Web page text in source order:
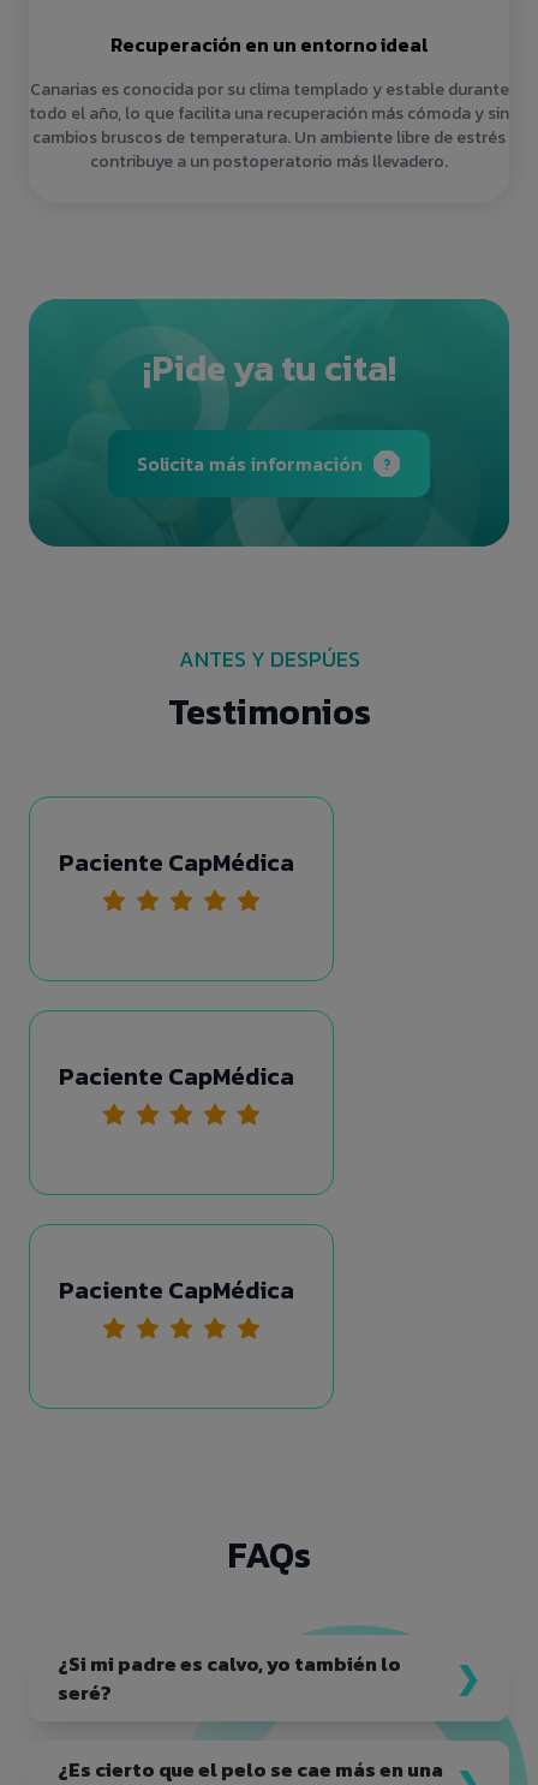
Recuperación en un entorno ideal
Canarias es conocida por su clima templado y estable durante
todo el año, lo que facilita una recuperación más cómoda y sin
cambios bruscos de temperatura. Un ambiente libre de estrés
contribuye a un postoperatorio más llevadero.
¡Pide ya tu cita!
Solicita más información
ANTES Y DESPÚES
Testimonios
Paciente CapMédica
Paciente CapMédica
Paciente CapMédica
FAQs
¿Si mi padre es calvo, yo también lo
seré?
¿Es cierto que el pelo se cae más en una